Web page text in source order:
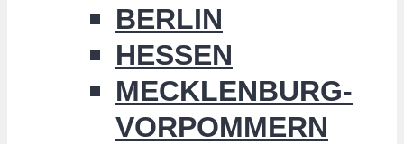
BERLIN
HESSEN
MECKLENBURG-
VORPOMMERN